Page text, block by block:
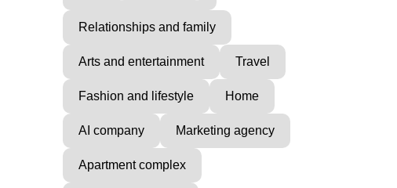
Relationships and family
Arts and entertainment Travel
Fashion and lifestyle Home
AI company Marketing agency
Apartment complex